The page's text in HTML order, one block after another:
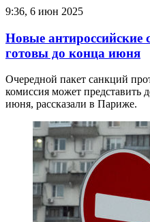
9:36, 6 июн 2025
Новые
готовы до конца июня
Очередной пакет санкций
комиссия может представить
июня, рассказали в Париже.